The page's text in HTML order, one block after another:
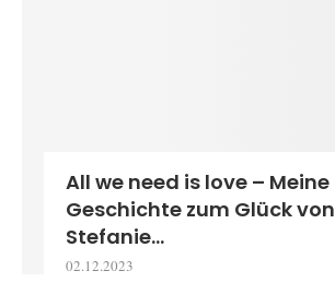
All we need is love – Meine
Geschichte zum Glück von
Stefanie...
02.12.2023